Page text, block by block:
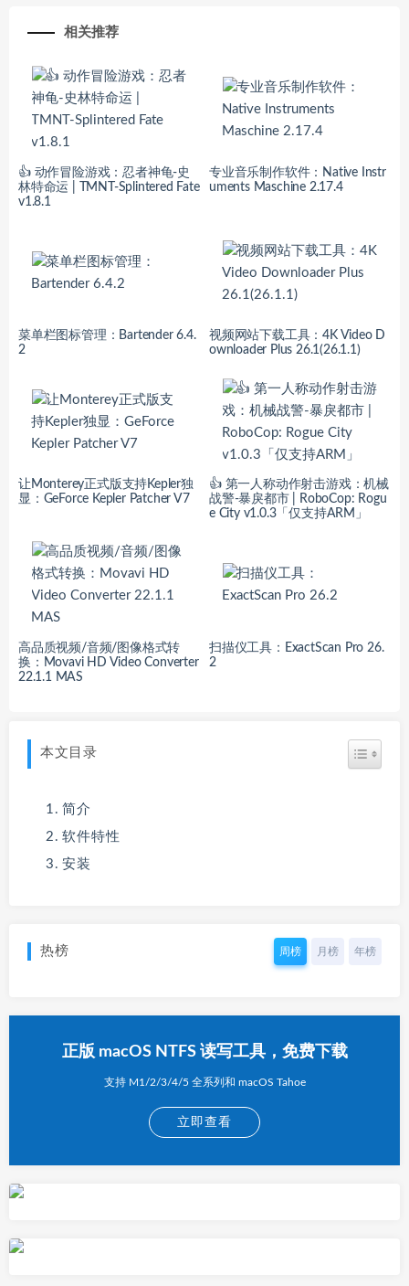
相关推荐
👍 动作冒险游戏：忍者神龟-史
林特命运 | TMNT-Splintered Fate
v1.8.1
专业音乐制作软件：Native Instr
uments Maschine 2.17.4
菜单栏图标管理：Bartender 6.4.
2
视频网站下载工具：4K Video D
ownloader Plus 26.1(26.1.1)
让Monterey正式版支持Kepler独
显：GeForce Kepler Patcher V7
👍 第一人称动作射击游戏：机械
战警-暴戾都市 | RoboCop: Rogu
e City v1.0.3「仅支持ARM」
高品质视频/音频/图像格式转
换：Movavi HD Video Converter
22.1.1 MAS
扫描仪工具：ExactScan Pro 26.
2
本文目录
简介
软件特性
安装
热榜 周榜 月榜 年榜
正版 macOS NTFS 读写工具，免费下载
支持 M1/2/3/4/5 全系列和 macOS Tahoe
立即查看